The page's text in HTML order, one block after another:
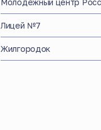
Лицей №7
Жилгородок